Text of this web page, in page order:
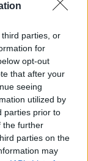
parties, or
for
opt-out
that after your
seeing
utilized by
parties prior to
the further
parties on the
may